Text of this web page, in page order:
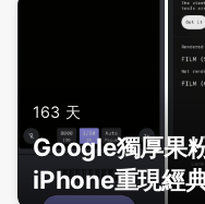
163 天
Google獨厚果
iPhone重現經